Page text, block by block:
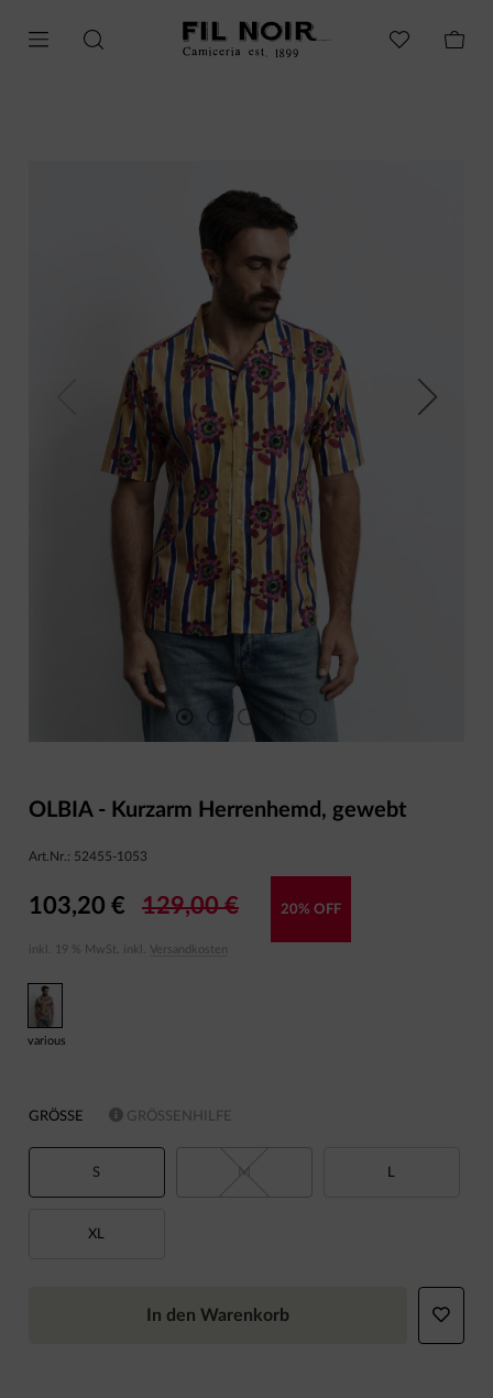
Next
OLBIA - Kurzarm Herrenhemd, gewebt
Art.Nr.: 52455-1053
103,20 € 129,00 € 20% OFF
inkl. 19 % MwSt. inkl. Versandkosten
various
GRÖSSE GRÖSSENHILFE
S L
XL
In den Warenkorb